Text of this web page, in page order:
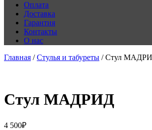
Оплата
Доставка
Гарантия
Контакты
О нас
Главная /Стулья и табуреты / Стул
Стул МАДРИД
4 500₽